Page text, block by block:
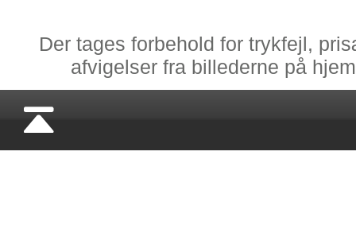
Der tages forbehold for trykfejl,
afvigelser fra billederne på